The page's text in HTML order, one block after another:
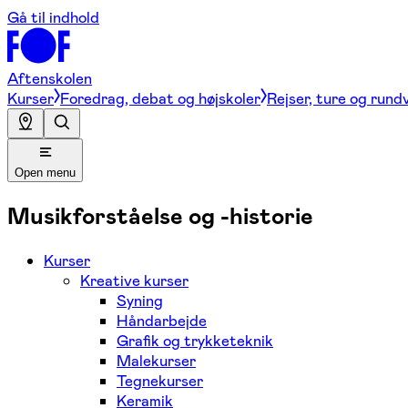
Gå til indhold
Aftenskolen
Kurser Foredrag, debat og højskoler Rejser, ture og
Open menu
Musikforståelse og -historie
Kurser
Kreative kurser
Syning
Håndarbejde
Grafik og trykketeknik
Malekurser
Tegnekurser
Keramik